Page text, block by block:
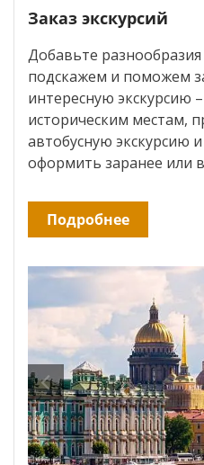
Заказ экскурсий
Добавьте
подскажем и поможем
интересную экскурсию
историческим местам,
автобусную экскурсию
оформить заранее или
Подробнее